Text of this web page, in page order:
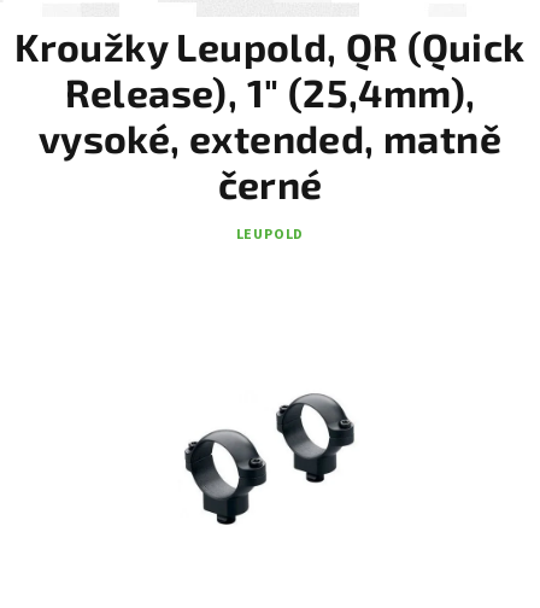
Hľadať
Kroužky Leupold, QR (Quick
Release), 1" (25,4mm),
vysoké, extended, matně
černé
LEUPOLD